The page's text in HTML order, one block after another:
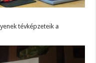
tévképzeteik a